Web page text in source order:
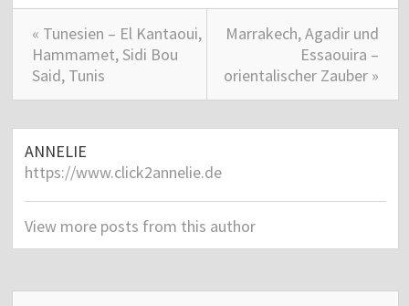
« Tunesien – El Kantaoui,
Hammamet, Sidi Bou
Said, Tunis
Marrakech, Agadir und
Essaouira –
orientalischer Zauber »
ANNELIE
https://www.click2annelie.de
View more posts from this author